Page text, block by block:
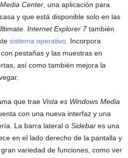
Center , una aplicación para
y que está disponible solo en las
Internet Explorer 7también
sistema operativo . Incorpora
pestañas y las muestras en
así como también mejora la
que trae Vista es Windows Media
con una nueva interfaz y una
La barra lateral o Sidebar es una
en el lado derecho de la pantalla y
variedad de funciones, como ver